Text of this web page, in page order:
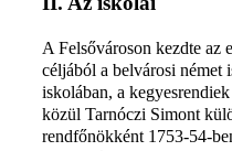
A Felsővároson kezdte az
céljából a belvárosi német
iskolában, a
közül Tarnóczi Simont
rendfőnökként 1753-54-